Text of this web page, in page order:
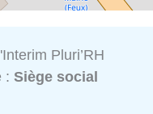
Pluri’RH
:Siège social